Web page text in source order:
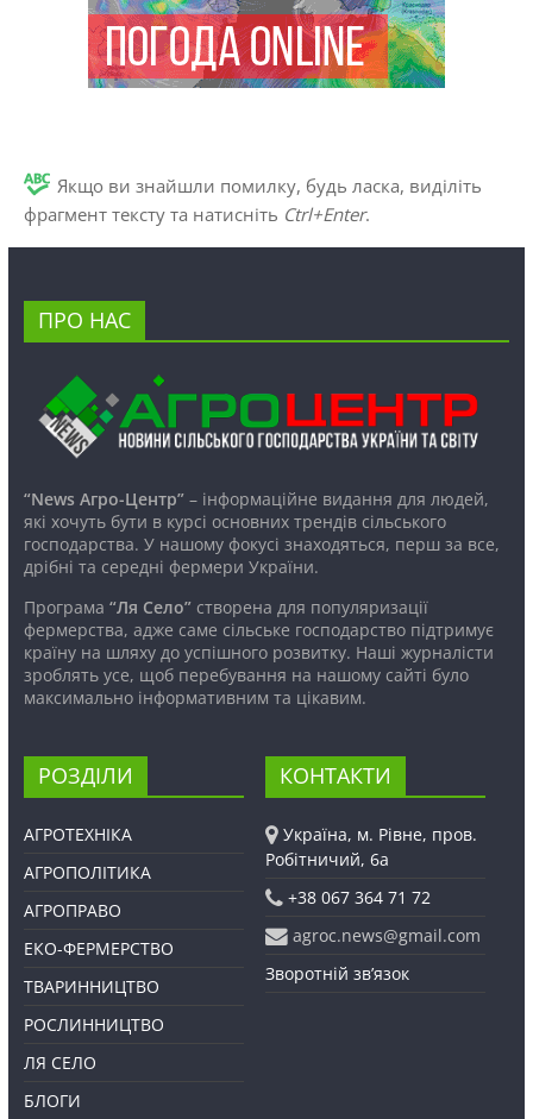
Якщо ви знайшли помилку, будь ласка, виділіть
фрагмент тексту та натисніть Ctrl+Enter.
ПРО НАС
“News Агро-Центр”– інформаційне видання для людей,
які хочуть бути в курсі основних трендів сільського
господарства. У нашому фокусі знаходяться, перш за все,
дрібні та середні фермери України.
Програма “Ля Село”створена для популяризації
фермерства, адже саме сільське господарство підтримує
країну на шляху до успішного розвитку. Наші журналісти
зроблять усе, щоб перебування на нашому сайті було
максимально інформативним та цікавим.
РОЗДІЛИ
АГРОТЕХНІКА
АГРОПОЛІТИКА
АГРОПРАВО
ЕКО-ФЕРМЕРСТВО
ТВАРИННИЦТВО
РОСЛИННИЦТВО
ЛЯ СЕЛО
БЛОГИ
КОНТАКТИ
Україна, м. Рівне, пров.
Робітничий, 6а
+38 067 364 71 72
agroc.news@gmail.com
Зворотній зв’язок